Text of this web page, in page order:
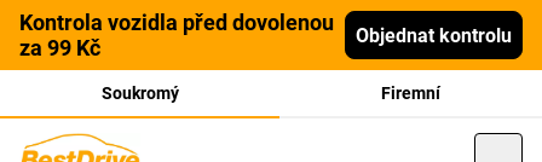
Kontrola vozidla před dovolenou
za 99 Kč
Objednat kontrolu
Soukromý Firemní